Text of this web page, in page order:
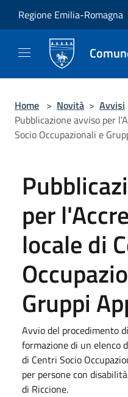
Regione Emilia-Romagna
Home > Novità > Avvisi
Pubblicazione avviso per
Socio Occupazionali e
per
locale di
Gruppi
Avvio del procedimento
formazione di un elenco
di Centri Socio
per persone con
di Riccione.